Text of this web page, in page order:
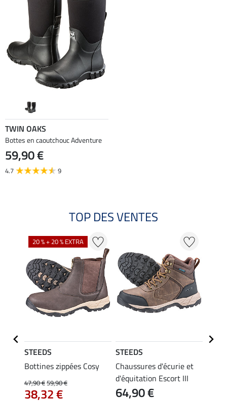
TWIN OAKS
Bottes en caoutchouc Adventure
59,90 €
4.7 9
TOP DES VENTES
20 % + 20 % EXTRA
STEEDS
Bottines zippées Cosy
47,90 €59,90 €
38,32 €
STEEDS
Chaussures d'écurie et
d'équitation Escort III
64,90 €